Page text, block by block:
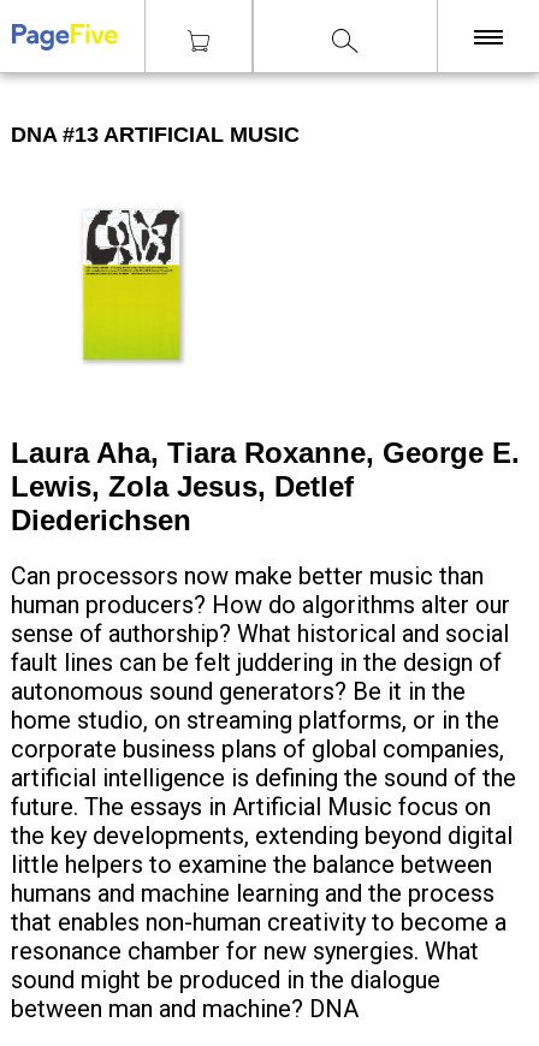
ČASOPISY
NAKLADATELSTVÍ
Poštovné zdarmanad 2500 Kč, Osobní odběr v Praze i v Brně
+420 771 147 600
info@pagefive.com
Přihlásit se
|Knihy|Teorie DNA #13 Artificial Music
DNA #13 ARTIFICIAL MUSIC
Laura Aha, Tiara Roxanne, George E.
Lewis, Zola Jesus, Detlef
Diederichsen
Can processors now make better music than
human producers? How do algorithms alter our
sense of authorship? What historical and social
fault lines can be felt juddering in the design of
autonomous sound generators? Be it in the
home studio, on streaming platforms, or in the
corporate business plans of global companies,
artificial intelligence is defining the sound of the
future. The essays in Artificial Music focus on
the key developments, extending beyond digital
little helpers to examine the balance between
humans and machine learning and the process
that enables non-human creativity to become a
resonance chamber for new synergies. What
sound might be produced in the dialogue
between man and machine? DNA